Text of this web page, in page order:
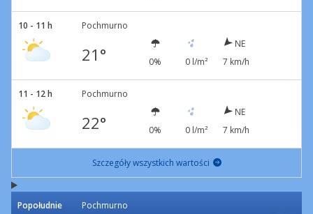
10 - 11 h Pochmurno
21° 0% 0 l/m²
NE
7 km/h
11 - 12 h Pochmurno
22° 0% 0 l/m²
NE
7 km/h
Szczegóły wszystkich wartości
Popołudnie Pochmurno